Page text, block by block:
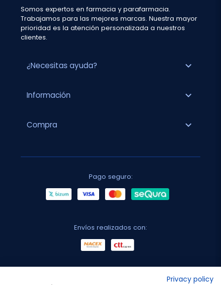
Somos expertos en farmacia y parafarmacia.
Trabajamos para las mejores marcas. Nuestra mayor
prioridad es la atención personalizada a nuestros
clientes.
¿Necesitas ayuda? expand_more
Información expand_more
Compra expand_more
Pago seguro:
Envíos realizados con:
Privacy policy